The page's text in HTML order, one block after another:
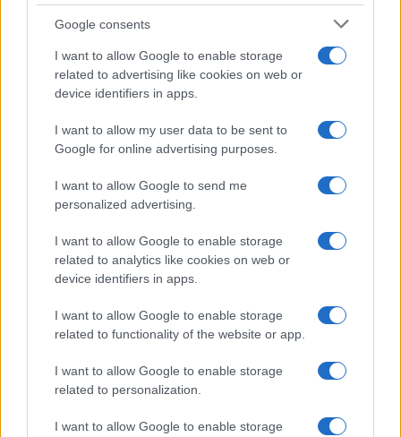
Google consents
I want to allow Google to enable storage
related to advertising like cookies on web or
device identifiers in apps.
I want to allow my user data to be sent to
Google for online advertising purposes.
I want to allow Google to send me
personalized advertising.
I want to allow Google to enable storage
related to analytics like cookies on web or
device identifiers in apps.
I want to allow Google to enable storage
related to functionality of the website or app.
I want to allow Google to enable storage
related to personalization.
I want to allow Google to enable storage
Brent cae un 8.3% y arrastra a las materias primas en agosto